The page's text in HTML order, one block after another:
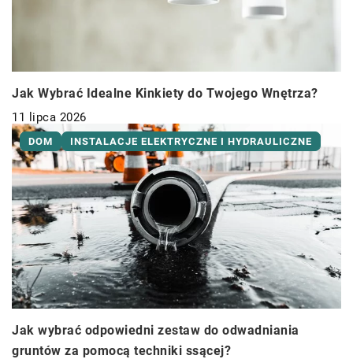
Jak Wybrać Idealne Kinkiety do Twojego Wnętrza?
11 lipca 2026
DOM INSTALACJE ELEKTRYCZNE I HYDRAULICZNE
Jak wybrać odpowiedni zestaw do odwadniania
gruntów za pomocą techniki ssącej?